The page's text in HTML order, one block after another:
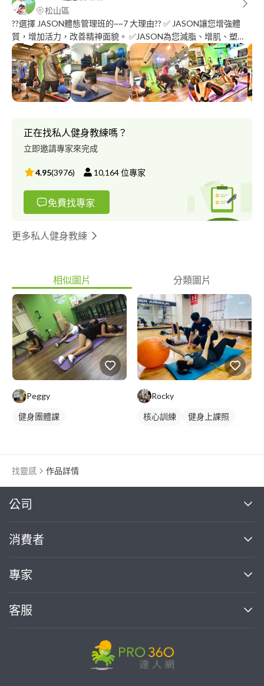
松山區
??選擇 JASON體態管理班的~~7 大理由?? ✅ JASON讓您增強體
質，增加活力，改善精神面貌。 ✅JASON為您減脂、增肌、塑
形、體態修正、美化 身體曲 線。 ✅JASON幫您告別亞健康，緩解
工作和生活造成的精神壓力 ✅JASON提供專業的場所設施和專業
的教練指. 導，科學系統的鍛鍊。 ✅JASON體態管理班擁有豐富的
健身課程，以及完善的配備服務設施。 ✅JASON是一個健康的社
交場所，是良好的商業、交友平台 ✅JASON體態管理班代表一種
費免會費免綁約 ? 21天有感體驗 ✒️我要報名
https://goo.gl/forms/vKaKY3tnzsIiOCcb2 透過徒手訓練，拉近人
與人之間的距離，不讓你上班面對電腦下班面對器材，而是充滿溫
度的汗水及笑聲?️‍♀️?‍♂️ 配合計劃的過程，讓大家都能培養運動及良
好的飲食作息，唯有健康的生活習慣才是不復胖的不二法門喔?
→→→★ 我們提供的服務 ★←←← ? 專屬的運動及飲食管理規劃 ?
一對一諮詢追蹤服務 ? 已成功協助超過500位以上的案例 →→→★
正在找私人健身教練嗎？
立即邀請專家來完成
4.95(3976) 10,164位專家
免費找專家
更多私人健身教練
相似圖片 分類圖片
Peggy
健身團體課
Rocky
核心訓練
健身上課照
找靈感
作品詳情
公司
關於我們
部落格
加入我們
消費者
買服務
熱門服務
專家
案件中心
客服
繼續完成